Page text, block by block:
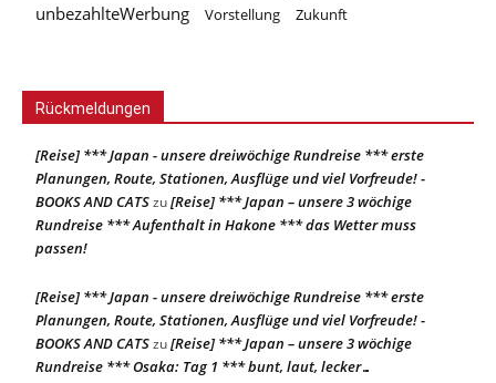
unbezahlteWerbung Vorstellung Zukunft
Rückmeldungen
[Reise] *** Japan - unsere dreiwöchige Rundreise *** erste
Planungen, Route, Stationen, Ausflüge und viel Vorfreude! -
BOOKS AND CATSzu[Reise] *** Japan – unsere 3 wöchige
Rundreise *** Aufenthalt in Hakone *** das Wetter muss
passen!
[Reise] *** Japan - unsere dreiwöchige Rundreise *** erste
Planungen, Route, Stationen, Ausflüge und viel Vorfreude! -
BOOKS AND CATSzu[Reise] *** Japan – unsere 3 wöchige
Rundreise *** Osaka: Tag 1 *** bunt, laut, lecker…